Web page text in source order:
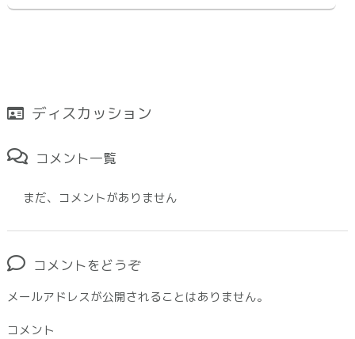
ディスカッション
コメント一覧
まだ、コメントがありません
コメントをどうぞ
メールアドレスが公開されることはありません。
コメント